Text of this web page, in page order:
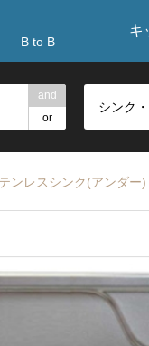
B to B
キ
and
or
ンレスシンク(アンダー